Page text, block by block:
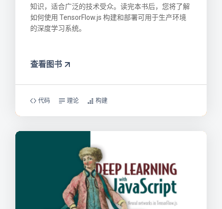
知识，适合广泛的技术受众。读完本书后，您将了解
如何使用 TensorFlow.js 构建和部署可用于生产环境
的深度学习系统。
查看图书
代码 理论 构建